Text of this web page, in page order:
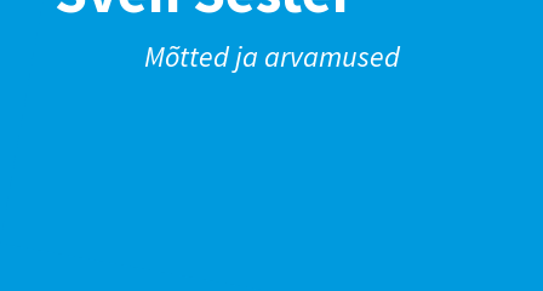
Mõtted ja arvamused